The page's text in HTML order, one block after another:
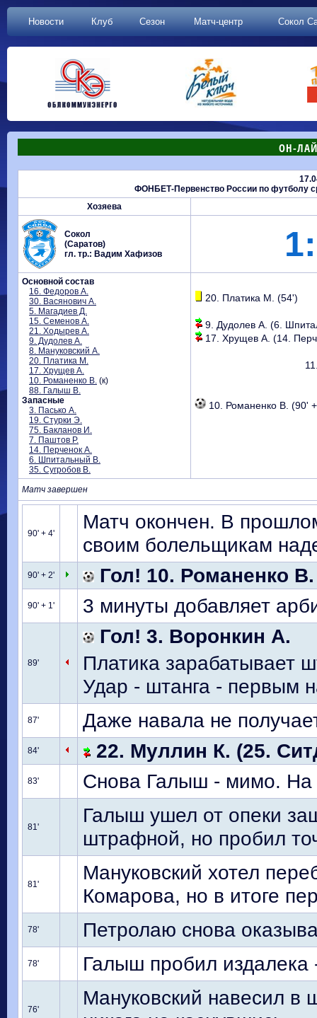
Новости Клуб Сезон Матч-центр Сокол
ОН-
ФОНБЕТ-Первенство России по футболу
Хозяева
Сокол
(Саратов)
гл. тр.: Вадим Хафизов
Основной состав
16. Федоров А.
30. Васянович А.
5. Магадиев Д.
15. Семенов А.
21. Ходырев А.
9. Дудолев А.
8. Мануковский А.
20. Платика М.
17. Хрущев А.
10. Романенко В. (к)
88. Галыш В.
Запасные
3. Пасько А.
19. Стурки Э.
75. Бакланов И.
7. Паштов Р.
14. Перченок А.
6. Шпитальный В.
35. Сугробов В.
20. Платика М. (54')
9. Дудолев А. (6.
17. Хрущев А. (14.
10. Романенко В. (90'
Матч завершен
90' + 4'
Матч окончен. В
своим болельщикам
90' + 2' Гол! 10. Романенко В.
90' + 1' 3 минуты добавляет
89'
Гол! 3. Воронкин А.
Платика зарабатывает
Удар - штанга - первым
87' Даже навала не
84' 22. Муллин К. (25.
83' Снова Галыш - мимо. На
81'
Галыш ушел от опеки
штрафной, но пробил
81'
Мануковский хотел
Комарова, но в итоге
78' Петролаю снова
78' Галыш пробил издалека
76'
Мануковский навесил в